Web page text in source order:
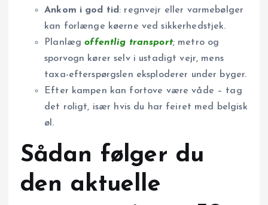
Ankom i god tid : regnvejr eller varmebølger
kan forlænge køerne ved sikkerhedstjek.
Planlægoffentlig transport; metro og
sporvogn kører selv i ustadigt vejr, mens
taxa-efterspørgslen eksploderer under byger.
Efter kampen kan fortove være våde – tag
det roligt, især hvis du har feiret med belgisk
øl.
Sådan følger du
den aktuelle